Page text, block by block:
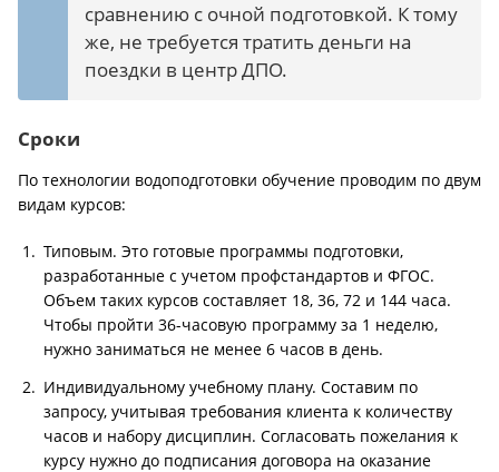
сравнению с очной подготовкой. К тому
же, не требуется тратить деньги на
поездки в центр ДПО.
Сроки
По технологии водоподготовки обучение проводим по двум
видам курсов:
Типовым. Это готовые программы подготовки,
разработанные с учетом профстандартов и ФГОС.
Объем таких курсов составляет 18, 36, 72 и 144 часа.
Чтобы пройти 36-часовую программу за 1 неделю,
нужно заниматься не менее 6 часов в день.
Индивидуальному учебному плану. Составим по
запросу, учитывая требования клиента к количеству
часов и набору дисциплин. Согласовать пожелания к
курсу нужно до подписания договора на оказание